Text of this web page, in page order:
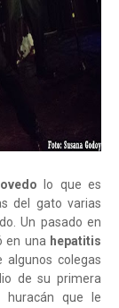
lo que es
del gato varias
Un pasado en
en una hepatitis
colegas
de su primera
huracán que le